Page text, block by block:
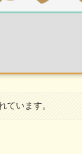
ています。